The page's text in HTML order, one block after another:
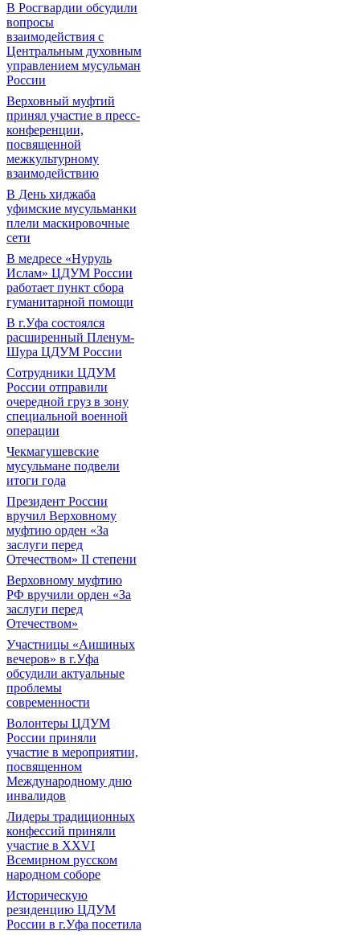
В Росгвардии обсудили
вопросы
взаимодействия с
Центральным духовным
управлением мусульман
России
Верховный муфтий
принял участие в пресс-
конференции,
посвященной
межкультурному
взаимодействию
В День хиджаба
уфимские мусульманки
плели маскировочные
сети
В медресе «Нуруль
Ислам» ЦДУМ России
работает пункт сбора
гуманитарной помощи
В г.Уфа состоялся
расширенный Пленум-
Шура ЦДУМ России
Сотрудники ЦДУМ
России отправили
очередной груз в зону
специальной военной
операции
Чекмагушевские
мусульмане подвели
итоги года
Президент России
вручил Верховному
муфтию орден «За
заслуги перед
Отечеством» II степени
Верховному муфтию
РФ вручили орден «За
заслуги перед
Отечеством»
Участницы «Аишиных
вечеров» в г.Уфа
обсудили актуальные
проблемы
современности
Волонтеры ЦДУМ
России приняли
участие в мероприятии,
посвященном
Международному дню
инвалидов
Лидеры традиционных
конфессий приняли
участие в XXVI
Всемирном русском
народном соборе
Историческую
резиденцию ЦДУМ
России в г.Уфа посетила